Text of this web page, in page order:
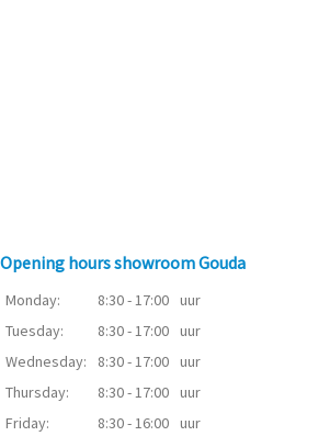
Opening hours showroom Gouda
Monday: 8:30 - 17:00 uur
Tuesday:
8:30 - 17:00 uur
Wednesday:
8:30 - 17:00 uur
Thursday:
8:30 - 17:00 uur
Friday:
8:30 - 16:00 uur